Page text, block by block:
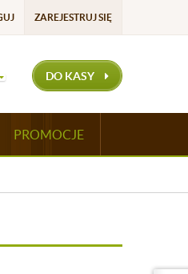
ZAREJESTRUJ SIĘ
DO KASY
PROMOCJE